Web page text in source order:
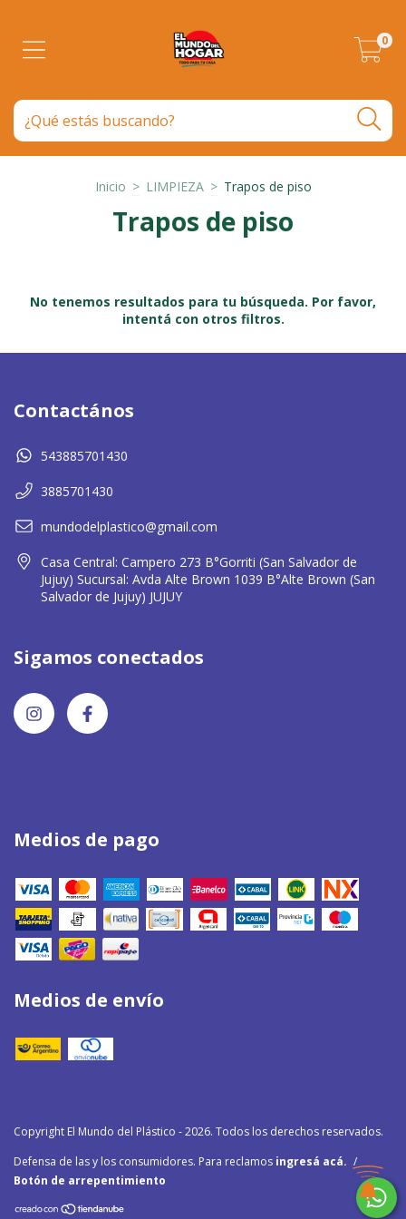
0
Inicio > LIMPIEZA > Trapos de piso
Trapos de piso
No tenemos resultados para tu búsqueda. Por favor,
intentá con otros filtros.
Contactános
543885701430
3885701430
mundodelplastico@gmail.com
Casa Central: Campero 273 B°Gorriti (San Salvador de
Jujuy) Sucursal: Avda Alte Brown 1039 B°Alte Brown (San
Salvador de Jujuy) JUJUY
Sigamos conectados
Medios de pago
Medios de envío
Copyright El Mundo del Plástico - 2026. Todos los derechos reservados.
Defensa de las y los consumidores. Para reclamos ingresá acá. /
Botón de arrepentimiento